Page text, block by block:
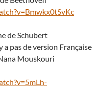
de Schubert
a pas de version Française
Mouskouri